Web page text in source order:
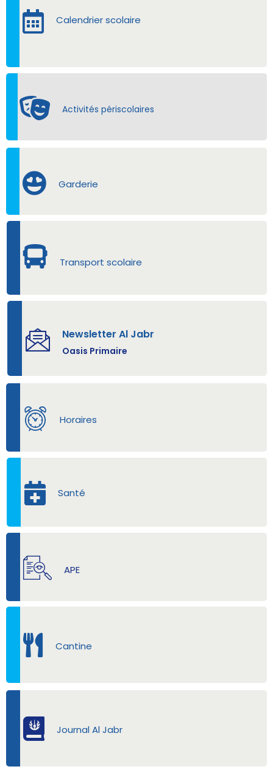
Calendrier scolaire
Activités périscolaires
Garderie
Transport scolaire
Newsletter Al Jabr
Oasis Primaire
Horaires
Santé
APE
Cantine
Journal Al Jabr